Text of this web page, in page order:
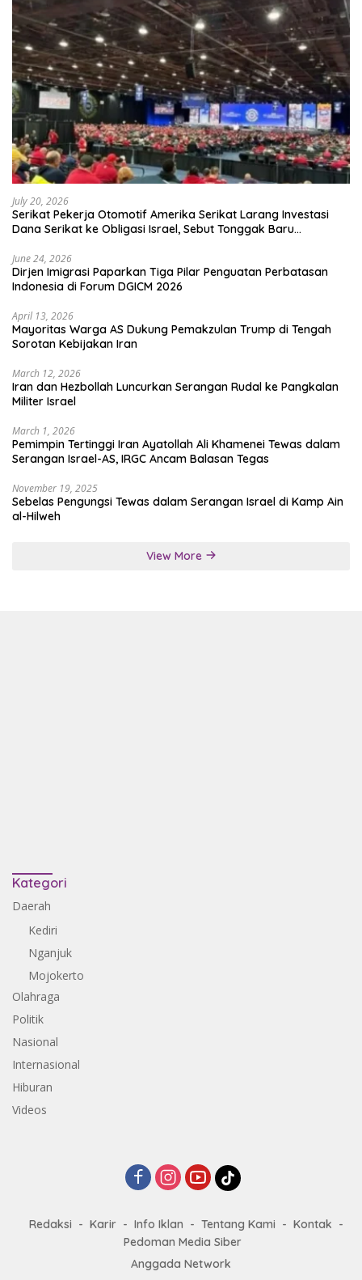
July 20, 2026
Serikat Pekerja Otomotif Amerika Serikat Larang Investasi
Dana Serikat ke Obligasi Israel, Sebut Tonggak Baru
June 24, 2026
Dirjen Imigrasi Paparkan Tiga Pilar Penguatan Perbatasan
Indonesia di Forum DGICM 2026
April 13, 2026
Mayoritas Warga AS Dukung Pemakzulan Trump di Tengah
Sorotan Kebijakan Iran
March 12, 2026
Iran dan Hezbollah Luncurkan Serangan Rudal ke Pangkalan
Militer Israel
March 1, 2026
Pemimpin Tertinggi Iran Ayatollah Ali Khamenei Tewas dalam
Serangan Israel-AS, IRGC Ancam Balasan Tegas
November 19, 2025
Sebelas Pengungsi Tewas dalam Serangan Israel di Kamp Ain
al-Hilweh
View More
Kategori
Daerah
Kediri
Nganjuk
Mojokerto
Olahraga
Politik
Nasional
Internasional
Hiburan
Videos
Redaksi Karir Info Iklan Tentang Kami
Kontak
Pedoman Media Siber
Anggada Network